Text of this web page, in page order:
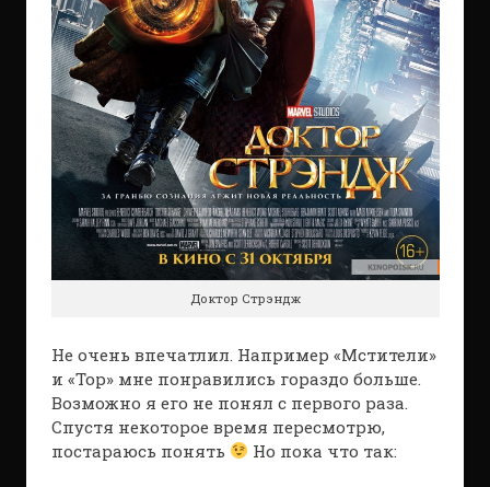
Доктор Стрэндж
Не очень впечатлил. Например «Мстители»
и «Тор» мне понравились гораздо больше.
Возможно я его не понял с первого раза.
Спустя некоторое время пересмотрю,
постараюсь понять
Но пока что так: